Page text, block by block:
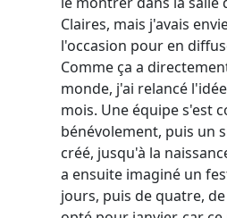
Claires, mais j'avais
l'occasion pour en
Comme ça a
monde, j'ai relancé
mois. Une équipe s'est
bénévolement, puis un
créé, jusqu'à la
a ensuite imaginé un
jours, puis de quatre,